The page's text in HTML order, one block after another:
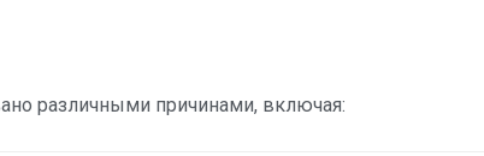
различными причинами, включая: